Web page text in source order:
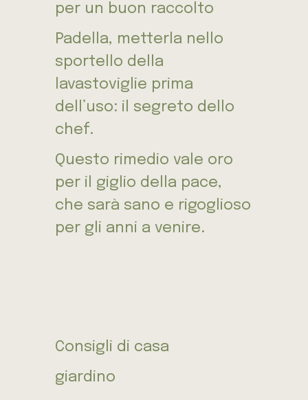
per un buon raccolto
Padella, metterla nello
sportello della
lavastoviglie prima
dell’uso: il segreto dello
chef.
Questo rimedio vale oro
per il giglio della pace,
che sarà sano e rigoglioso
per gli anni a venire.
Consigli di casa
giardino